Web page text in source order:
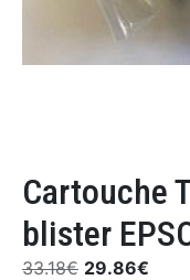
Cartouche
blister
33.18€ 29.86€